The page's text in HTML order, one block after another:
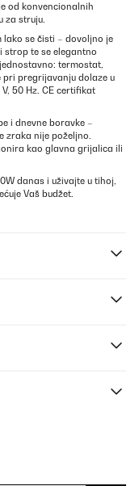
od konvencionalnih
za struju.
lako se čisti – dovoljno je
strop te se elegantno
termostat,
pregrijavanju dolaze u
50 Hz. CE certifikat
i dnevne boravke –
zraka nije poželjno.
kao glavna grijalica ili
danas i uživajte u tihoj,
Vaš budžet.